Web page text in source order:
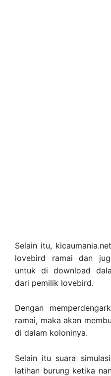
Selain itu,
lovebird ramai dan
untuk di download
dari pemilik lovebird.
Dengan
ramai, maka akan
di dalam koloninya.
Selain itu suara
latihan burung ketika